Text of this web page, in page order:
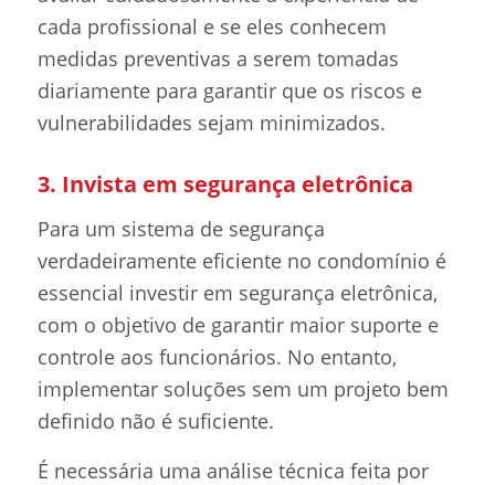
cada profissional e se eles conhecem
medidas preventivas a serem tomadas
diariamente para garantir que os riscos e
vulnerabilidades sejam minimizados.
3. Invista em segurança eletrônica
Para um sistema de segurança
verdadeiramente eficiente no condomínio é
essencial investir em segurança eletrônica,
com o objetivo de garantir maior suporte e
controle aos funcionários. No entanto,
implementar soluções sem um projeto bem
definido não é suficiente.
É necessária uma análise técnica feita por